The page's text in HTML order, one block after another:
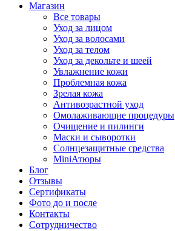
Магазин
Все товары
Уход за лицом
Уход за волосами
Уход за телом
Уход за декольте и шеей
Увлажнение кожи
Проблемная кожа
Зрелая кожа
Антивозрастной уход
Омолаживающие процедуры
Очищение и пилинги
Маски и сыворотки
Солнцезащитные средства
MiniАтюры
Блог
Отзывы
Сертификаты
Фото до и после
Контакты
Сотрудничество